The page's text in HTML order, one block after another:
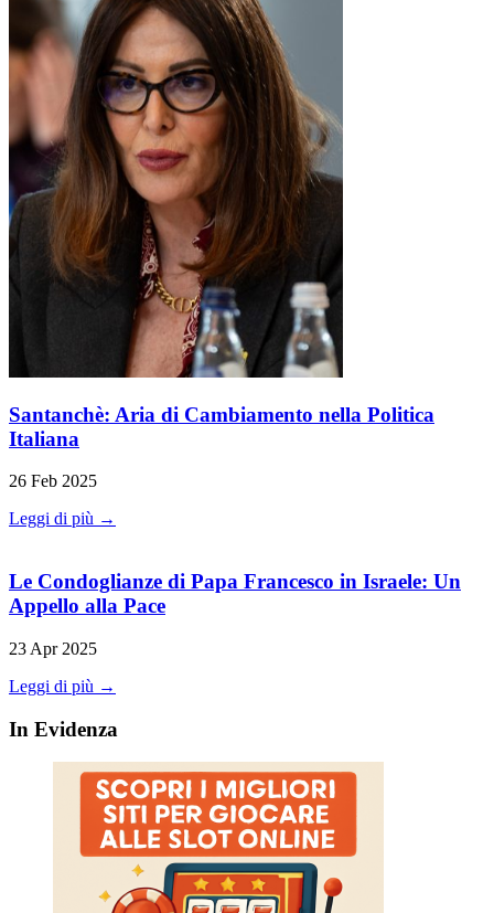
Santanchè: Aria di Cambiamento nella Politica
Italiana
26 Feb 2025
Leggi di più →
Le Condoglianze di Papa Francesco in Israele: Un
Appello alla Pace
23 Apr 2025
Leggi di più →
In Evidenza